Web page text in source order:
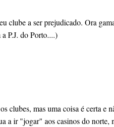
clube a ser prejudicado. Ora
P.J. do Porto....)
clubes, mas uma coisa é certa e
ir "jogar" aos casinos do norte,